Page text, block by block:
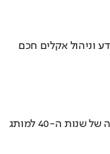
וניהול אקלים חכם
איך אסם הפכה את תקופת הצנע והמחסור הקשה של שנות ה-40 למותג